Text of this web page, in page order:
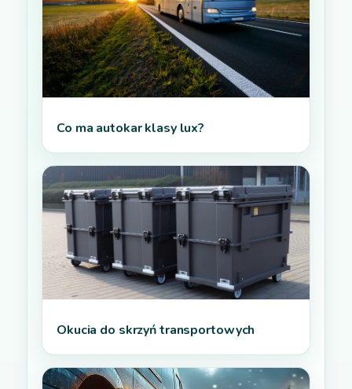
Co ma autokar klasy lux?
Okucia do skrzyń transportowych